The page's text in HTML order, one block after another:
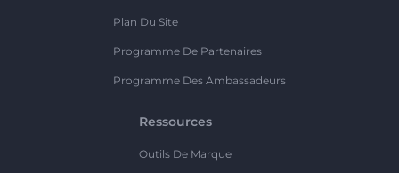
Plan Du Site
Programme De Partenaires
Programme Des Ambassadeurs
Ressources
Outils De Marque